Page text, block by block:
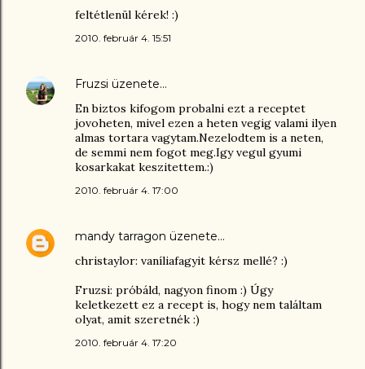
feltétlenül kérek! :)
2010. február 4. 15:51
Fruzsi üzenete…
En biztos kifogom probalni ezt a receptet
jovoheten, mivel ezen a heten vegig valami ilyen
almas tortara vagytam.Nezelodtem is a neten,
de semmi nem fogot meg.Igy vegul gyumi
kosarkakat keszitettem.:)
2010. február 4. 17:00
mandy tarragon üzenete…
christaylor: vaníliafagyit kérsz mellé? :)
Fruzsi: próbáld, nagyon finom :) Úgy
keletkezett ez a recept is, hogy nem találtam
olyat, amit szeretnék :)
2010. február 4. 17:20